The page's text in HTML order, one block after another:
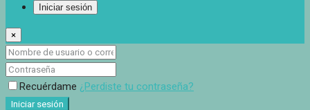
Iniciar sesión
×
Recuérdame ¿Perdiste tu contraseña?
Iniciar sesión